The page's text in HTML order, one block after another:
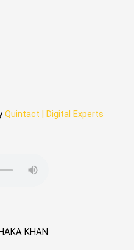
Quintact | Digital Experts
KHAN